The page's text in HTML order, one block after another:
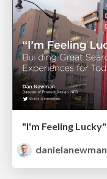
danielanewman